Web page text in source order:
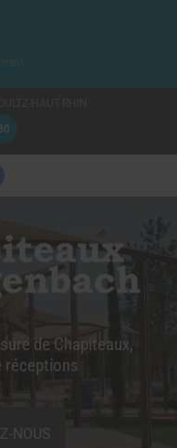
de Chapiteaux,
réceptions
NOUS